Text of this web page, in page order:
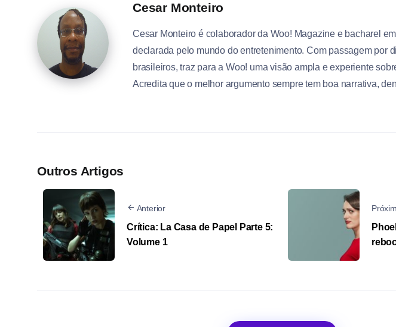
Cesar Monteiro
Cesar Monteiro é colaborador da Woo! Magazine e bacharel
declarada pelo mundo do entretenimento. Com passagem por
brasileiros, traz para a Woo! uma visão ampla e experiente
Acredita que o melhor argumento sempre tem boa narrativa,
Outros Artigos
Anterior
Crítica: La Casa de Papel Parte 5:
Volume 1